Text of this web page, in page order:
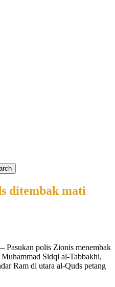
ditembak mati
polis Zionis menembak
Sidqi al-Tabbakhi,
Ram di utara al-Quds petang